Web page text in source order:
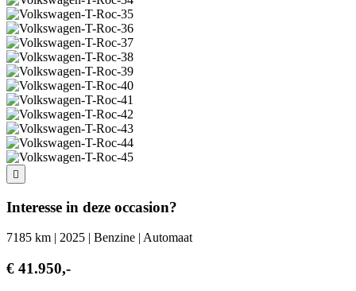
Interesse in deze occasion?
7185 km | 2025 | Benzine | Automaat
€ 41.950,-